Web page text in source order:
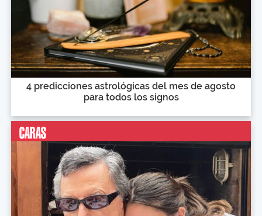
4 predicciones astrológicas del mes de agosto
para todos los signos